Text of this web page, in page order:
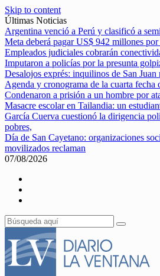
Skip to content
Últimas Noticias
Argentina venció a Perú y clasificó a
Meta deberá pagar US$ 942 millones por
Empleados judiciales cobrarán
Imputaron a policías por la presunta
Desalojos exprés: inquilinos de San Juan
Agenda y cronograma de la cuarta fecha
Condenaron a prisión a un hombre por
Masacre escolar en Tailandia: un
García Cuerva cuestionó la dirigencia
pobres,
Día de San Cayetano: organizaciones
movilizados reclaman
07/08/2026